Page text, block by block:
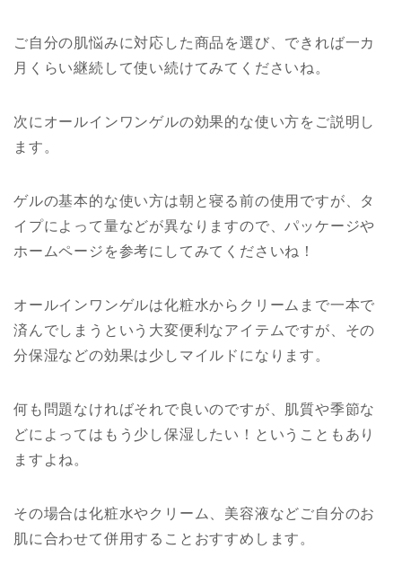
ご自分の肌悩みに対応した商品を選び、できれば一カ
月くらい継続して使い続けてみてくださいね。
次にオールインワンゲルの効果的な使い方をご説明し
ます。
ゲルの基本的な使い方は朝と寝る前の使用ですが、タ
イプによって量などが異なりますので、パッケージや
ホームページを参考にしてみてくださいね！
オールインワンゲルは化粧水からクリームまで一本で
済んでしまうという大変便利なアイテムですが、その
分保湿などの効果は少しマイルドになります。
何も問題なければそれで良いのですが、肌質や季節な
どによってはもう少し保湿したい！ということもあり
ますよね。
その場合は化粧水やクリーム、美容液などご自分のお
肌に合わせて併用することおすすめします。